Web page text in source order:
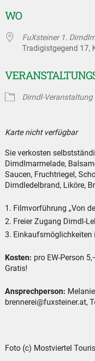
WO
FuXsteiner 1.
Tradigistgegend 17,
Dirndl-Veranstaltung
Karte nicht verfügbar
Sie verkosten
Dirndlmarmelade,
Saucen, Fruchtriegel,
Dirndledelbrand, Liköre,
Filmvorführung „Von
Freier Zugang Dirndl-
Kosten: pro EW-Person
Gratis!
Ansprechperson:
brennerei@fuxsteiner.at,
Foto (c) Mostviertel